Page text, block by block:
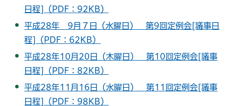
日程]（PDF：92KB）
平成28年 9月７日（水曜日） 第9回定例会[議事日
程]（PDF：62KB）
平成28年10月20日（木曜日） 第10回定例会[議事
日程]（PDF：82KB）
平成28年11月16日（水曜日） 第11回定例会[議事
日程]（PDF：98KB）